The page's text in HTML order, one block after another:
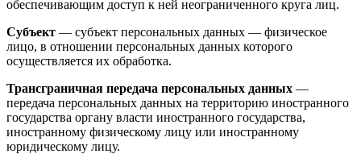
обеспечивающим доступ к ней неограниченного круга лиц.
Субъект — субъект персональных данных — физическое
лицо, в отношении персональных данных которого
осуществляется их обработка.
Трансграничная передача персональных данных —
передача персональных данных на территорию иностранного
государства органу власти иностранного государства,
иностранному физическому лицу или иностранному
юридическому лицу.